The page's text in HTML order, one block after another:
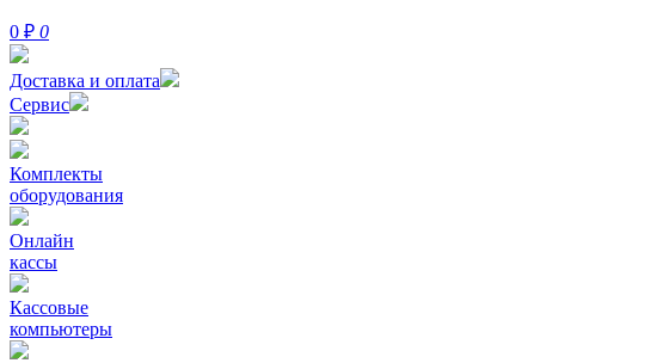
0 ₽ 0
Доставка и оплата
Сервис
Комплекты
оборудования
Онлайн
кассы
Кассовые
компьютеры